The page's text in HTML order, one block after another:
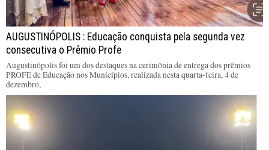
AUGUSTINÓPOLIS : Educação conquista pela segunda vez
consecutiva o Prêmio Profe
Augustinópolis foi um dos destaques na cerimônia de entrega dos prêmios
PROFE de Educação nos Municípios, realizada nesta quarta-feira, 4 de
dezembro,